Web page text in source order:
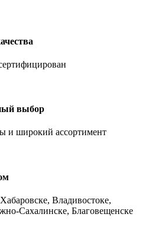
выбор
и широкий ассортимент
Владивостоке,
Сахалинске, Благовещенске